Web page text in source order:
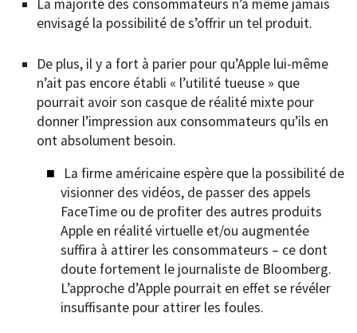
La majorité des consommateurs n’a même jamais
envisagé la possibilité de s’offrir un tel produit.
De plus, il y a fort à parier pour qu’Apple lui-même
n’ait pas encore établi « l’utilité tueuse » que
pourrait avoir son casque de réalité mixte pour
donner l’impression aux consommateurs qu’ils en
ont absolument besoin.
La firme américaine espère que la possibilité de
visionner des vidéos, de passer des appels
FaceTime ou de profiter des autres produits
Apple en réalité virtuelle et/ou augmentée
suffira à attirer les consommateurs – ce dont
doute fortement le journaliste de Bloomberg.
L’approche d’Apple pourrait en effet se révéler
insuffisante pour attirer les foules.